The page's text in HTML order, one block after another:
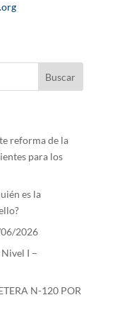
reforma de la
para los
es la
2026
I –
N-120 POR